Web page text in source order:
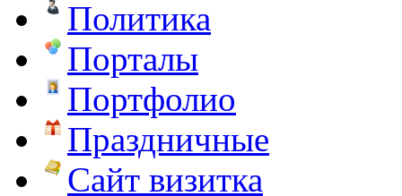
Политика
Порталы
Портфолио
Праздничные
Сайт визитка